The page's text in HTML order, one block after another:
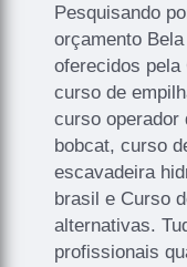
Pesquisando
orçamento
oferecidos
curso de
curso operador
bobcat, curso
escavadeira
brasil e Curso
alternativas.
profissionais